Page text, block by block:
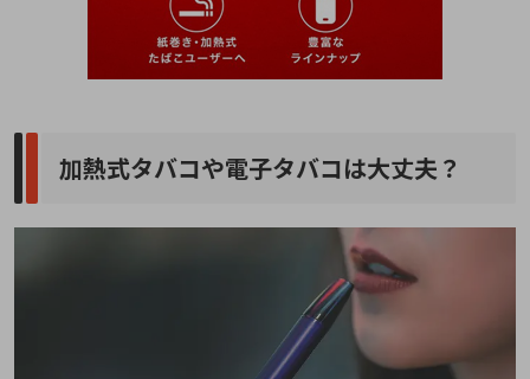
加熱式タバコや電子タバコは大丈夫？